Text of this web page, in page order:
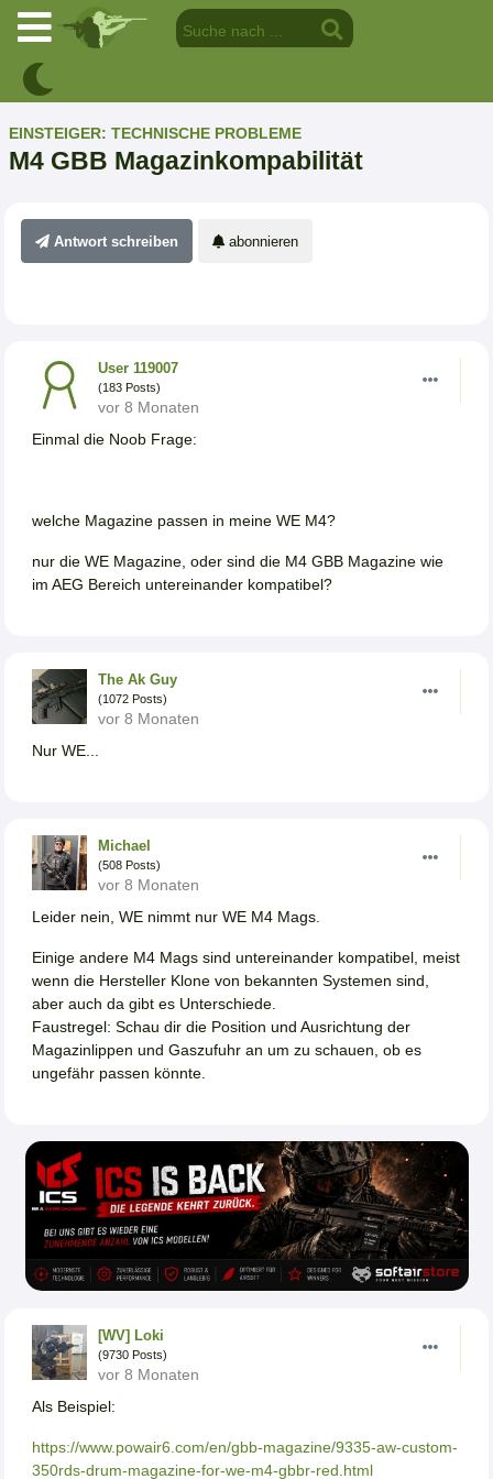
EINSTEIGER: TECHNISCHE PROBLEME
M4 GBB Magazinkompabilität
Antwort schreiben abonnieren
User 119007
(183 Posts)
vor 8 Monaten
Einmal die Noob Frage:
welche Magazine passen in meine WE M4?
nur die WE Magazine, oder sind die M4 GBB Magazine wie
im AEG Bereich untereinander kompatibel?
The Ak Guy
(1072 Posts)
vor 8 Monaten
Nur WE...
Michael
(508 Posts)
vor 8 Monaten
Leider nein, WE nimmt nur WE M4 Mags.
Einige andere M4 Mags sind untereinander kompatibel, meist
wenn die Hersteller Klone von bekannten Systemen sind,
aber auch da gibt es Unterschiede.
Faustregel: Schau dir die Position und Ausrichtung der
Magazinlippen und Gaszufuhr an um zu schauen, ob es
ungefähr passen könnte.
[WV] Loki
(9730 Posts)
vor 8 Monaten
Als Beispiel:
https://www.powair6.com/en/gbb-magazine/9335-aw-custom-
350rds-drum-magazine-for-we-m4-gbbr-red.html